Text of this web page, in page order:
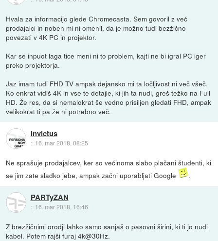
Hvala za informacijo glede Chromecasta. Sem govoril z več
prodajalci in noben mi ni omenil, da je možno tudi bezžično
povezati v 4K PC in projektor.
Kar se inpuot laga tice meni ni to problem, kajti ne bi igral PC iger
preko projektorja.
Jaz imam tudi FHD TV ampak dejansko mi ta ločljivost ni več všeč.
Ko enkrat vidiš 4K in vse te detajle, ki jih ta nudi, greš težko na Full
HD. Že res, da si nemalokrat še vedno prisiljen gledati FHD, ampak
velikokrat ti pa že ni potrebno več.
Invictus
:: 16. mar 2018, 08:25
Ne sprašuje prodajalcev, ker so večinoma slabo plačani študenti, ki
se jim zate sladko jebe, ampak začni uporabljati Google
.
PARTyZAN
:: 16. mar 2018, 16:46
Z brezžičnimi orodji lahko samo sanjaš o pasovni širini, ki ti jo nudi
kabel. Potem rajši furaj 4k@30Hz.